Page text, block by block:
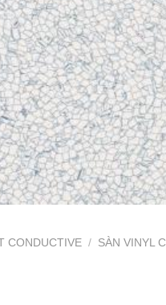
CONDUCTIVE / SÀN VINYL